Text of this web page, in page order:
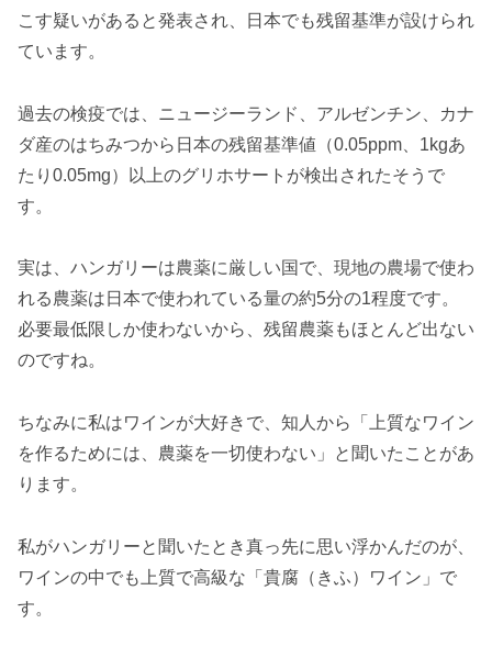
こす疑いがあると発表され、日本でも残留基準が設けられ
ています。
過去の検疫では、ニュージーランド、アルゼンチン、カナ
ダ産のはちみつから日本の残留基準値（0.05ppm、1kgあ
たり0.05mg）以上のグリホサートが検出されたそうで
す。
実は、ハンガリーは農薬に厳しい国で、現地の農場で使わ
れる農薬は日本で使われている量の約5分の1程度です。
必要最低限しか使わないから、残留農薬もほとんど出ない
のですね。
ちなみに私はワインが大好きで、知人から「上質なワイン
を作るためには、農薬を一切使わない」と聞いたことがあ
ります。
私がハンガリーと聞いたとき真っ先に思い浮かんだのが、
ワインの中でも上質で高級な「貴腐（きふ）ワイン」で
す。